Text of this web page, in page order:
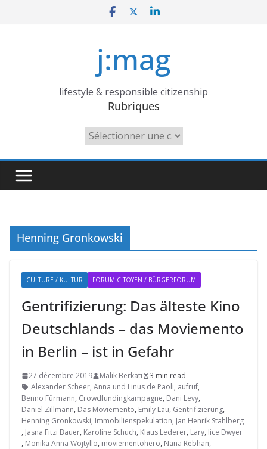
j:mag
lifestyle & responsible citizenship
Rubriques
Rubriques
Henning Gronkowski
CULTURE / KULTUR FORUM CITOYEN / BÜRGERFORUM
Gentrifizierung: Das älteste Kino
Deutschlands – das Moviemento
in Berlin – ist in Gefahr
27 décembre 2019 Malik Berkati
3 min read
Alexander Scheer, Anna und Linus de Paoli, aufruf,
Benno Fürmann, Crowdfundingkampagne, Dani Levy,
Daniel Zillmann, Das Moviemento, Emily Lau, Gentrifizierung,
Henning Gronkowski, Immobilienspekulation, Jan Henrik Stahlberg
, Jasna Fitzi Bauer, Karoline Schuch, Klaus Lederer, Lary, lice Dwyer
, Monika Anna Wojtyllo, moviementohero, Nana Rebhan,